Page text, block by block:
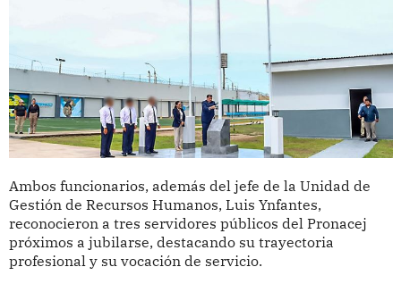
Ambos funcionarios, además del jefe de la Unidad de
Gestión de Recursos Humanos, Luis Ynfantes,
reconocieron a tres servidores públicos del Pronacej
próximos a jubilarse, destacando su trayectoria
profesional y su vocación de servicio.